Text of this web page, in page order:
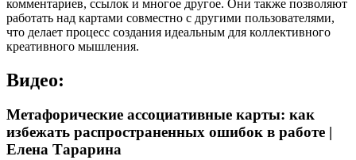
комментариев, ссылок и многое другое. Они также позволяют
работать над картами совместно с другими пользователями,
что делает процесс создания идеальным для коллективного
креативного мышления.
Видео:
Метафорические ассоциативные карты: как
избежать распространенных ошибок в работе |
Елена Тарарина